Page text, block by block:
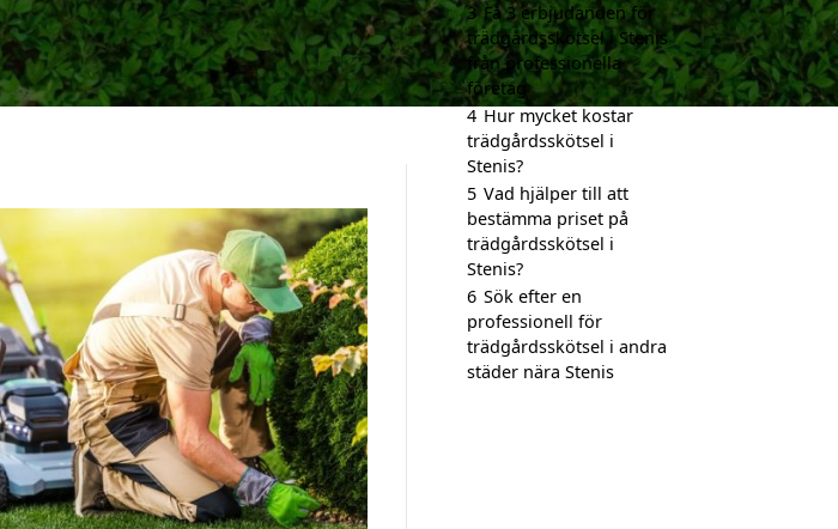
3 Få 3 erbjudanden för
trädgårdsskötsel i Stenis
från professionella
företag
4 Hur mycket kostar
trädgårdsskötsel i
Stenis?
5 Vad hjälper till att
bestämma priset på
trädgårdsskötsel i
Stenis?
6 Sök efter en
professionell för
trädgårdsskötsel i andra
städer nära Stenis